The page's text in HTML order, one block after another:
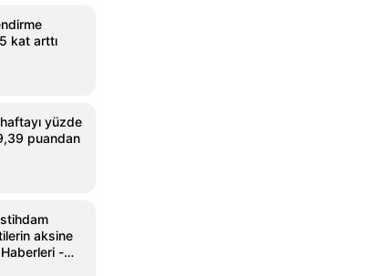
kat arttı
yüzde
puandan
aksine
-